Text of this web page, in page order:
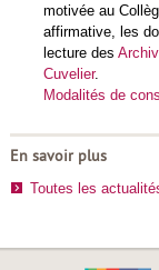
motivée au
affirmative, les
lecture des
Cuvelier.
Modalités de
En savoir plus
Toutes les